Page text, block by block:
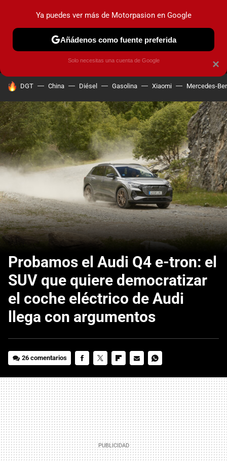
MENÚ NUEVO
COCHES ELÉCTRICOS OBSERVATORIO
HOY SE HABLA DE
DGT China Diésel Gasolina Xiaomi Mercedes-
Probamos el Audi Q4 e-tron: el
SUV que quiere democratizar
el coche eléctrico de Audi
llega con argumentos
26 comentarios
MAIL
×
Ya puedes ver más de Motorpasion en Google
Añádenos como fuente preferida
Solo necesitas una cuenta de Google